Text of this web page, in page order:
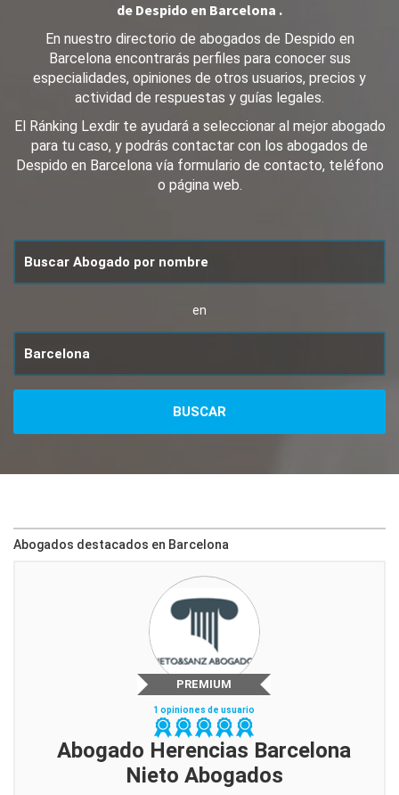
de Despido en Barcelona .
En nuestro directorio de abogados de Despido en
Barcelona encontrarás perfiles para conocer sus
especialidades, opiniones de otros usuarios, precios y
actividad de respuestas y guías legales.
El Ránking Lexdir te ayudará a seleccionar al mejor abogado
para tu caso, y podrás contactar con los abogados de
Despido en Barcelona vía formulario de contacto, teléfono
o página web.
en
Abogados destacados en Barcelona
PREMIUM
1 opiniones de usuario
Abogado Herencias Barcelona
Nieto Abogados